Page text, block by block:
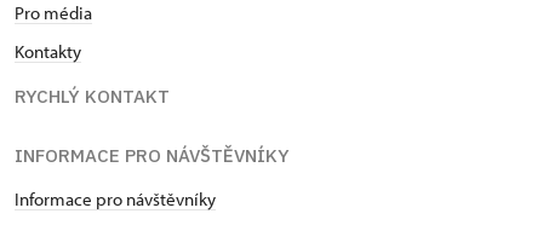
Pro média
Kontakty
RYCHLÝ KONTAKT
INFORMACE PRO NÁVŠTĚVNÍKY
Informace pro návštěvníky